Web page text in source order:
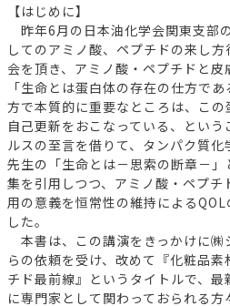
【はじめに】
昨年6月の日本油化学会関東支部
してのアミノ酸、ペプチドの来し
会を頂き、アミノ酸・ペプチドと皮
「生命とは蛋白体の存在の仕方で
方で本質的に重要なところは、こ
自己更新をおこなっている、とい
ルスの至言を借りて、タンパク質
先生の「生命とは－思索の断章－
集を引用しつつ、アミノ酸・ペプ
用の意義を恒常性の維持による
した。
本書は、この講演をきっかけに㈱
らの依頼を受け、改めて『化粧品
チド最前線』というタイトルで、
に専門家として関わっておられる